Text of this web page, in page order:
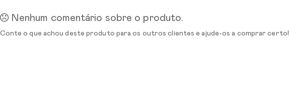
Nenhum comentário sobre o produto.
Conte o que achou deste produto para os outros clientes e ajude-os a comprar certo!